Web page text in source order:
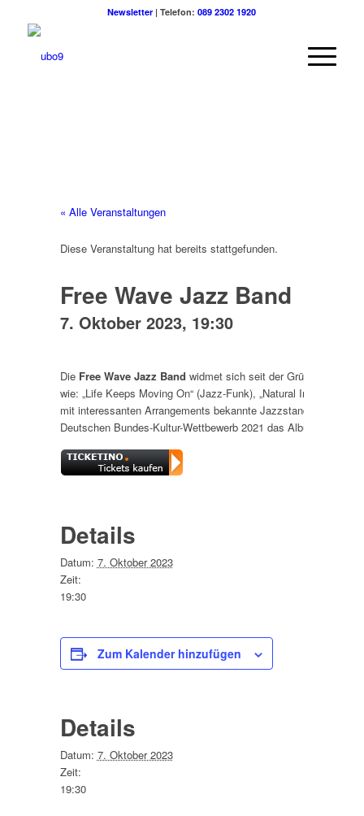
Newsletter | Telefon:089 2302 1920
« Alle Veranstaltungen
Diese Veranstaltung hat bereits stattgefunden.
Free Wave Jazz Band
7. Oktober 2023, 19:30
Die Free Wave Jazz Band widmet sich seit der Gründung
wie: „Life Keeps Moving On“ (Jazz-Funk), „Natural Indigo“ und
mit interessanten Arrangements bekannte Jazzstandards wie
Deutschen Bundes-Kultur-Wettbewerb 2021 das Album „Life
Details
Datum: 7. Oktober 2023
Zeit:
19:30
Zum Kalender hinzufügen
Details
Datum: 7. Oktober 2023
Zeit:
19:30